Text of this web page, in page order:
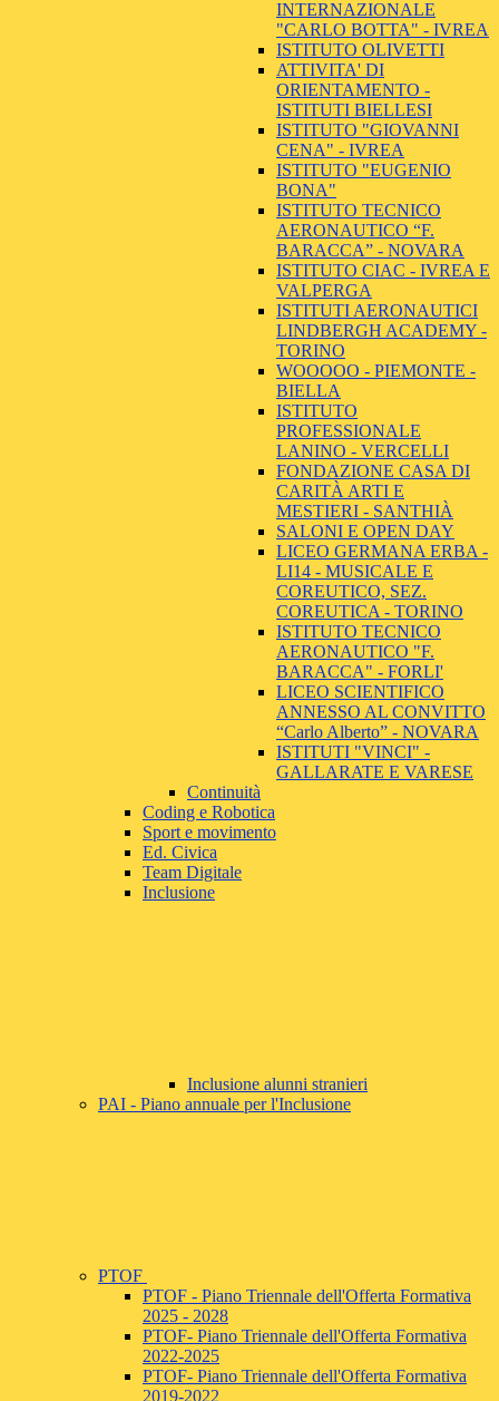
INTERNAZIONALE
"CARLO BOTTA" - IVREA
ISTITUTO OLIVETTI
ATTIVITA' DI
ORIENTAMENTO -
ISTITUTI BIELLESI
ISTITUTO "GIOVANNI
CENA" - IVREA
ISTITUTO "EUGENIO
BONA"
ISTITUTO TECNICO
AERONAUTICO “F.
BARACCA” - NOVARA
ISTITUTO CIAC - IVREA E
VALPERGA
ISTITUTI AERONAUTICI
LINDBERGH ACADEMY -
TORINO
WOOOOO - PIEMONTE -
BIELLA
ISTITUTO
PROFESSIONALE
LANINO - VERCELLI
FONDAZIONE CASA DI
CARITÀ ARTI E
MESTIERI - SANTHIÀ
SALONI E OPEN DAY
LICEO GERMANA ERBA -
LI14 - MUSICALE E
COREUTICO, SEZ.
COREUTICA - TORINO
ISTITUTO TECNICO
AERONAUTICO "F.
BARACCA" - FORLI'
LICEO SCIENTIFICO
ANNESSO AL CONVITTO
“Carlo Alberto” - NOVARA
ISTITUTI "VINCI" -
GALLARATE E VARESE
Continuità
Coding e Robotica
Sport e movimento
Ed. Civica
Team Digitale
Inclusione
Inclusione alunni stranieri
PAI - Piano annuale per l'Inclusione
PTOF
PTOF - Piano Triennale dell'Offerta Formativa
2025 - 2028
PTOF- Piano Triennale dell'Offerta Formativa
2022-2025
PTOF- Piano Triennale dell'Offerta Formativa
2019-2022